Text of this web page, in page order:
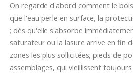
On regarde d'abord comment le
que l'eau perle en surface, la
; dès qu'elle s'absorbe
saturateur ou la lasure arrive en fin
zones les plus sollicitées, pieds de
assemblages, qui vieillissent